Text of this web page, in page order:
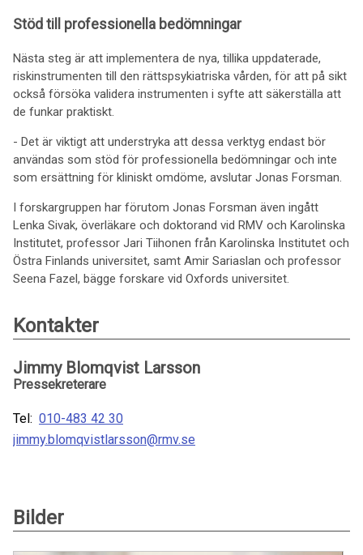
Stöd till professionella bedömningar
Nästa steg är att implementera de nya, tillika uppdaterade,
riskinstrumenten till den rättspsykiatriska vården, för att på sikt
också försöka validera instrumenten i syfte att säkerställa att
de funkar praktiskt.
- Det är viktigt att understryka att dessa verktyg endast bör
användas som stöd för professionella bedömningar och inte
som ersättning för kliniskt omdöme, avslutar Jonas Forsman.
I forskargruppen har förutom Jonas Forsman även ingått
Lenka Sivak, överläkare och doktorand vid RMV och Karolinska
Institutet, professor Jari Tiihonen från Karolinska Institutet och
Östra Finlands universitet, samt Amir Sariaslan och professor
Seena Fazel, bägge forskare vid Oxfords universitet.
Kontakter
Jimmy Blomqvist Larsson
Pressekreterare
Tel: 010-483 42 30
jimmy.blomqvistlarsson@rmv.se
Bilder